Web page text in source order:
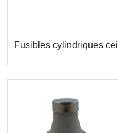
Fusibles cylindriques cei